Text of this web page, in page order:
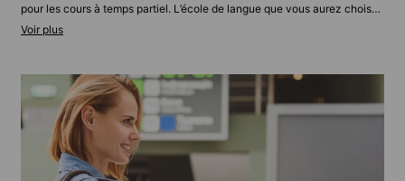
pour les cours à temps partiel. L’école de langue que vous aurez choisie
vous fournira un formulaire I-20, indispensable pour votre entretien à
séjour. En général, les candidats européens reçoivent une réponse sous
2 à 6 semaines, même si les délais varient selon la nationalité. Vous
hésitez sur le type de visa adapté ? Notre équipe vous guide avec des
conseils personnalisés.